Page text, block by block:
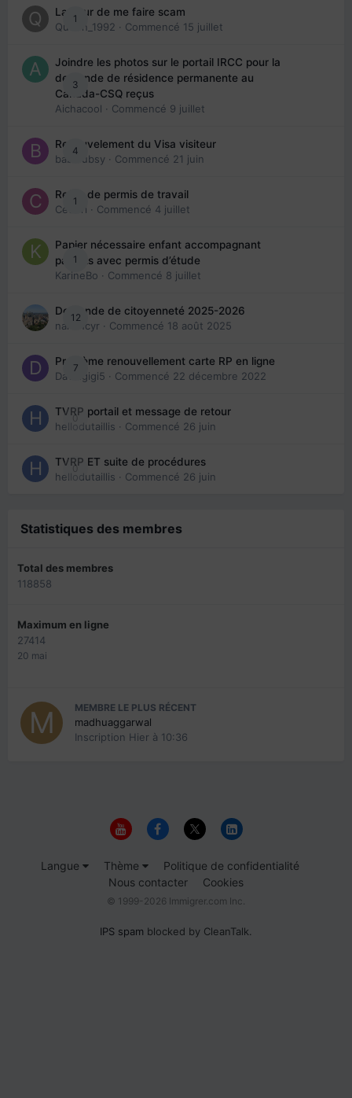
1
La peur de me faire scam
Queen_1992 · Commencé 15 juillet
3
Joindre les photos sur le portail IRCC pour la
demande de résidence permanente au
Canada-CSQ reçus
Aichacool · Commencé 9 juillet
4
Renouvelement du Visa visiteur
babibubsy · Commencé 21 juin
1
Refus de permis de travail
Cedbri · Commencé 4 juillet
1
Papier nécessaire enfant accompagnant
parents avec permis d’étude
KarineBo · Commencé 8 juillet
12
Demande de citoyenneté 2025-2026
nanancyr · Commencé 18 août 2025
7
Problème renouvellement carte RP en ligne
Davidgigi5 · Commencé 22 décembre 2022
0
TVRP portail et message de retour
hellodutaillis · Commencé 26 juin
0
TVRP ET suite de procédures
hellodutaillis · Commencé 26 juin
Statistiques des membres
Total des membres
118858
Maximum en ligne
27414
20 mai
MEMBRE LE PLUS RÉCENT
madhuaggarwal
Inscription Hier à 10:36
Langue Thème
Politique de confidentialité
Nous contacter
Cookies
© 1999-2026 Immigrer.com Inc.
IPS spam blocked by CleanTalk.